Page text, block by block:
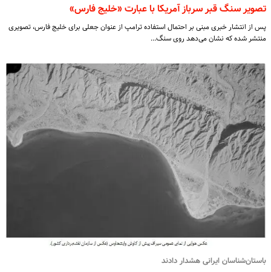
تصویر سنگ قبر سرباز آمریکا با عبارت «خلیج فارس»
پس از انتشار خبری مبنی بر احتمال استفاده ترامپ از عنوان جعلی برای خلیج فارس، تصویری
منتشر شده که نشان می‌دهد روی سنگ…
باستان‌شناسان ایرانی هشدار دادند